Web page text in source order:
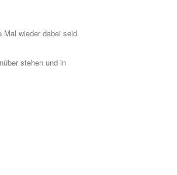
Mal wieder dabei seid.
stehen und in